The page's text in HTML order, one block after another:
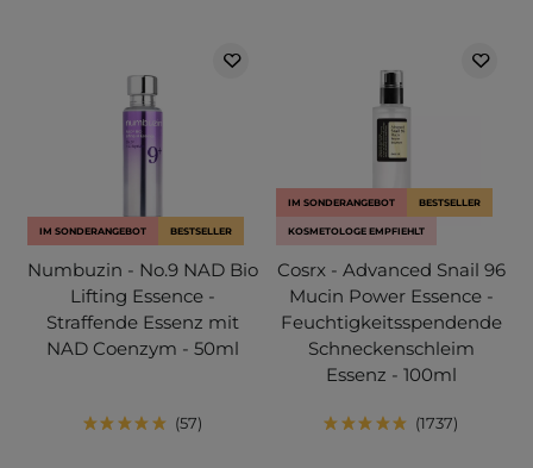
IM SONDERANGEBOT BESTSELLER
Numbuzin - No.9 NAD Bio
Lifting Essence -
Straffende Essenz mit
NAD Coenzym - 50ml
57
IM SONDERANGEBOT BESTSELLER
KOSMETOLOGE EMPFIEHLT
Cosrx - Advanced Snail 96
Mucin Power Essence -
Feuchtigkeitsspendende
Schneckenschleim
Essenz - 100ml
1737